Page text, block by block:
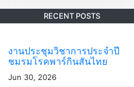
r
c
C
a
t
RECENT POSTS
งานประชุมวิชาการประจำปี
ชมรมโรคพาร์กินสันไทย
Jun 30, 2026